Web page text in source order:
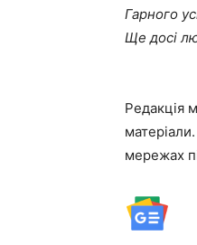
Гарного
Ще досі
Редакція
мережах